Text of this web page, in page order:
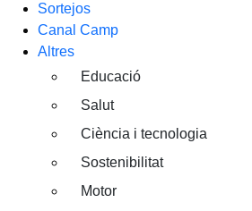
Sortejos
Canal Camp
Altres
Educació
Salut
Ciència i tecnologia
Sostenibilitat
Motor